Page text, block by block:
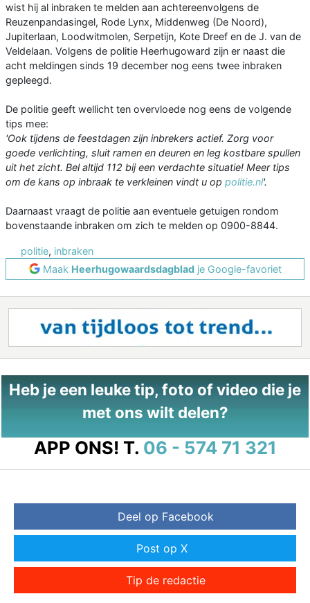
wist hij al inbraken te melden aan achtereenvolgens de
Reuzenpandasingel, Rode Lynx, Middenweg (De Noord),
Jupiterlaan, Loodwitmolen, Serpetijn, Kote Dreef en de J. van de
Veldelaan. Volgens de politie Heerhugoward zijn er naast die
acht meldingen sinds 19 december nog eens twee inbraken
gepleegd.
De politie geeft wellicht ten overvloede nog eens de volgende
tips mee:
'Ook tijdens de feestdagen zijn inbrekers actief. Zorg voor
goede verlichting, sluit ramen en deuren en leg kostbare spullen
uit het zicht. Bel altijd 112 bij een verdachte situatie! Meer tips
om de kans op inbraak te verkleinen vindt u op politie.nl'.
Daarnaast vraagt de politie aan eventuele getuigen rondom
bovenstaande inbraken om zich te melden op 0900-8844.
politie, inbraken
Maak Heerhugowaardsdagbladje Google-favoriet
Heb je een leuke tip, foto of video die je
met ons wilt delen?
APP ONS! T. 06 - 574 71 321
Deel op Facebook
Post op X
Tip de redactie